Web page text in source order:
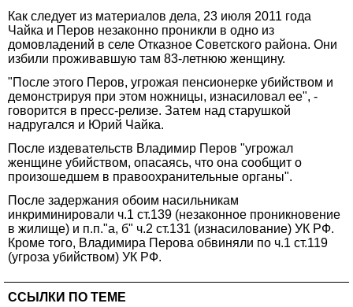
Как следует из материалов дела, 23 июля 2011 года
Чайка и Перов незаконно проникли в одно из
домовладений в селе Отказное Советского района. Они
избили проживавшую там 83-летнюю женщину.
"После этого Перов, угрожая пенсионерке убийством и
демонстрируя при этом ножницы, изнасиловал ее", -
говорится в пресс-релизе. Затем над старушкой
надругался и Юрий Чайка.
После издевательств Владимир Перов "угрожал
женщине убийством, опасаясь, что она сообщит о
произошедшем в правоохранительные органы".
После задержания обоим насильникам
инкриминировали ч.1 ст.139 (незаконное проникновение
в жилище) и п.п."а, б" ч.2 ст.131 (изнасилование) УК РФ.
Кроме того, Владимира Перова обвиняли по ч.1 ст.119
(угроза убийством) УК РФ.
ССЫЛКИ ПО ТЕМЕ